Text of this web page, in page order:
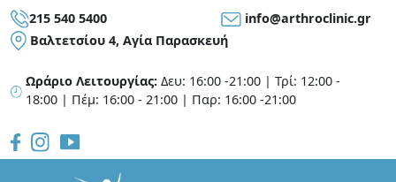
215 540 5400
info@arthroclinic.gr
Bαλτετσίου 4, Αγία Παρασκευή
Ωράριο Λειτουργίας: Δευ: 16:00 -21:00 | Τρί: 12:00 -
18:00 | Πέμ: 16:00 - 21:00 | Παρ: 16:00 -21:00